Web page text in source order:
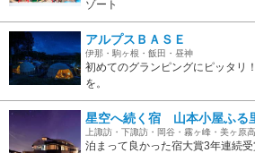
ゾート
アルプスＢＡＳＥ
伊那・駒ヶ根・飯田・昼神
初めてのグランピングにピッタリ
を。
星空へ続く宿 山本小屋ふる
上諏訪・下諏訪・岡谷・霧ヶ峰・美ヶ原
泊まって良かった宿大賞3年連続